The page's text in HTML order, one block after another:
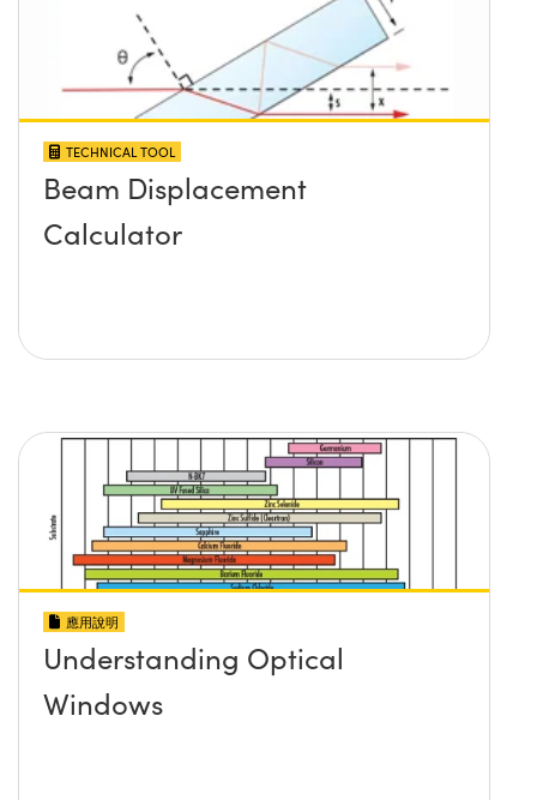
TECHNICAL TOOL
Beam Displacement
Calculator
應用說明
Understanding Optical
Windows